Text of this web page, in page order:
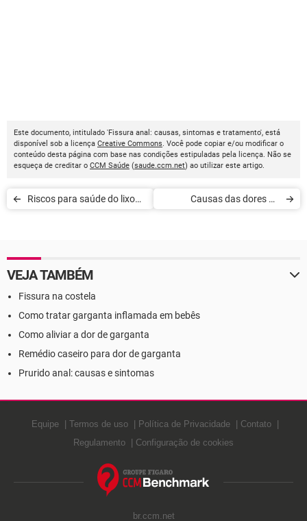
Este documento, intitulado 'Fissura anal: causas, sintomas e tratamento', está
disponível sob a licença Creative Commons. Você pode copiar e/ou modificar o
conteúdo desta página com base nas condições estipuladas pela licença. Não se
esqueça de creditar o CCM Saúde (saude.ccm.net) ao utilizar este artigo.
Riscos para saúde do lixo
Causas das dores na
VEJA TAMBÉM
Fissura na costela
Como tratar garganta inflamada em bebês
Como aliviar a dor de garganta
Remédio caseiro para dor de garganta
Prurido anal: causas e sintomas
Equipe Termos de uso Política de Privacidade
Contato
Regulamento
Configuração de cookies
br.ccm.net